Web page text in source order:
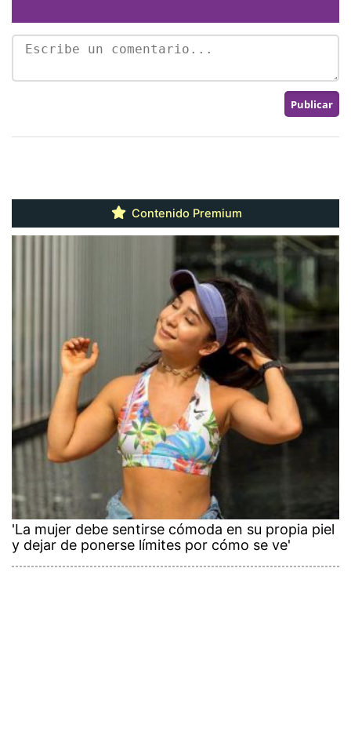
Contenido Premium
'La mujer debe sentirse cómoda en su propia piel
y dejar de ponerse límites por cómo se ve'